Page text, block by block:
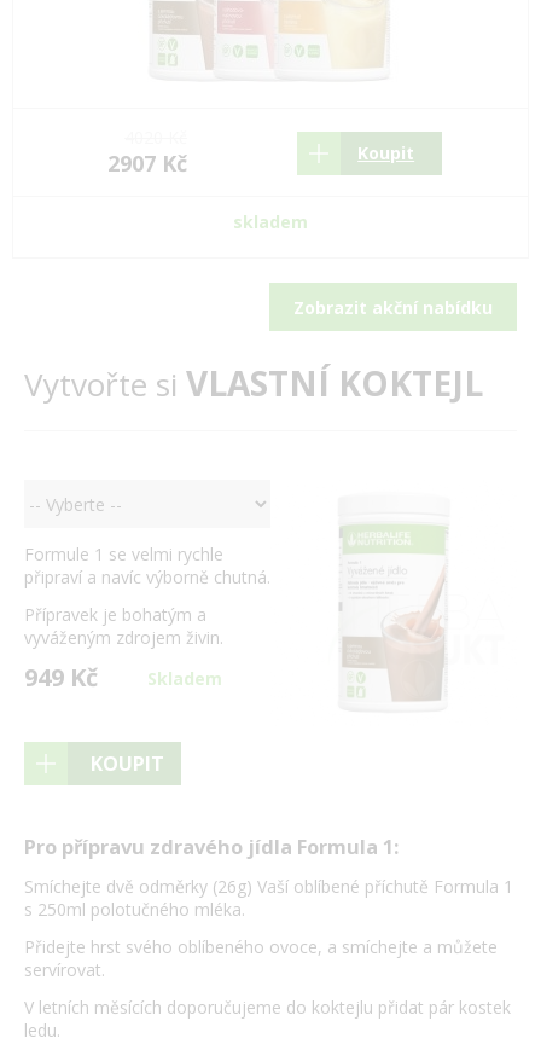
2907 Kč Koupit
skladem
Zobrazit akční nabídku
Vytvořte si VLASTNÍ KOKTEJL
Formule 1 se velmi rychle
připraví a navíc výborně chutná.
Přípravek je bohatým a
vyváženým zdrojem živin.
949 Kč Skladem
KOUPIT
Pro přípravu zdravého jídla Formula 1:
Smíchejte dvě odměrky (26g) Vaší oblíbené příchutě Formula 1
s 250ml polotučného mléka.
Přidejte hrst svého oblíbeného ovoce, a smíchejte a můžete
servírovat.
V letních měsících doporučujeme do koktejlu přidat pár kostek
ledu.